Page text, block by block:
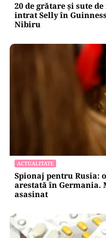
20 de grătare și sute
intrat Selly în
Nibiru
ACTUALITATE
Spionaj pentru Rusia:
arestată în Germania.
asasinat